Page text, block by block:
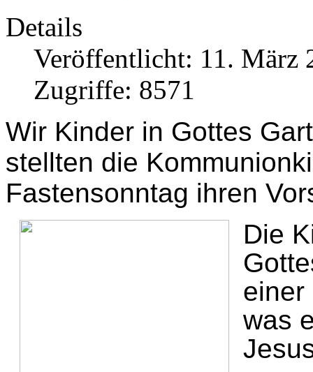
Details
Veröffentlicht: 11. März
Zugriffe: 8571
Wir Kinder in Gottes
stellten die
Fastensonntag ihren
Die
einer
was